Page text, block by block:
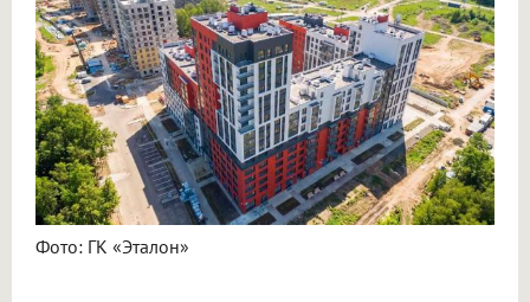
Фото: ГК «Эталон»